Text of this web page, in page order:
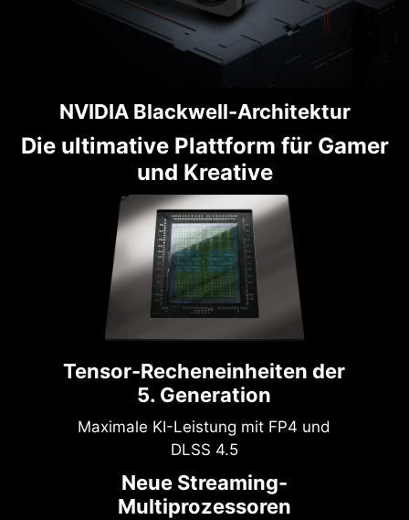
NVIDIA Blackwell-Architektur
Die ultimative Plattform für Gamer
und Kreative
Tensor-Recheneinheiten der
5. Generation
Maximale KI-Leistung mit FP4 und
DLSS 4.5
Neue Streaming-
Multiprozessoren